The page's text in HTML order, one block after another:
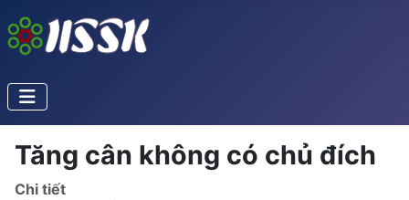
Tăng cân không có chủ đích
Chi tiết